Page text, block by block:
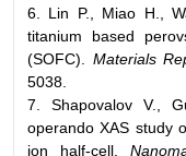
6. Lin P., Miao H.,
titanium based
(SOFC). Materials
5038.
7. Shapovalov V.,
operando XAS study
ion half-cell.